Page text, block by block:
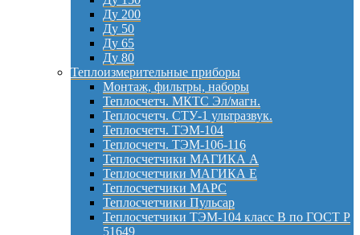
Ду 200
Ду 50
Ду 65
Ду 80
Теплоизмерительные приборы
Монтаж, фильтры, наборы
Теплосчетч. МКТС Эл/магн.
Теплосчетч. СТУ-1 ультразвук.
Теплосчетч. ТЭМ-104
Теплосчетч. ТЭМ-106-116
Теплосчетчики МАГИКА А
Теплосчетчики МАГИКА Е
Теплосчетчики МАРС
Теплосчетчики Пульсар
Теплосчетчики ТЭМ-104 класс B по ГОСТ Р
51649